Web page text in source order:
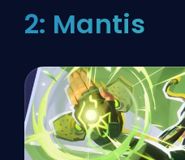
2: Mantis